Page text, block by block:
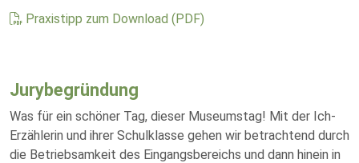
Praxistipp zum Download (PDF)
Jurybegründung
Was für ein schöner Tag, dieser Museumstag! Mit der Ich-
Erzählerin und ihrer Schulklasse gehen wir betrachtend durch
die Betriebsamkeit des Eingangsbereichs und dann hinein in